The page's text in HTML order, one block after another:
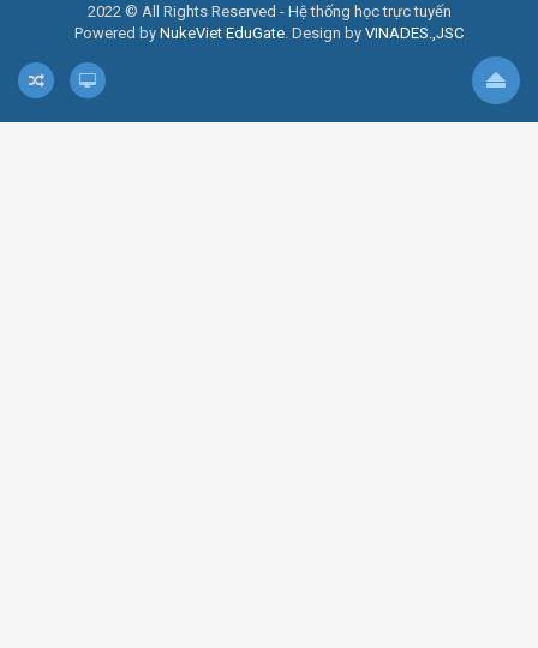
2022 © All Rights Reserved - Hệ thống học trực tuyến
Powered by NukeViet EduGate . Design by VINADES.,JSC